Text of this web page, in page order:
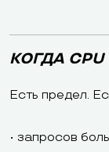
КОГДА
Есть предел.
• запросов